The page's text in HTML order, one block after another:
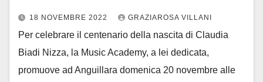
18 NOVEMBRE 2022 GRAZIAROSA VILLANI
Per celebrare il centenario della nascita di Claudia
Biadi Nizza, la Music Academy, a lei dedicata,
promuove ad Anguillara domenica 20 novembre alle